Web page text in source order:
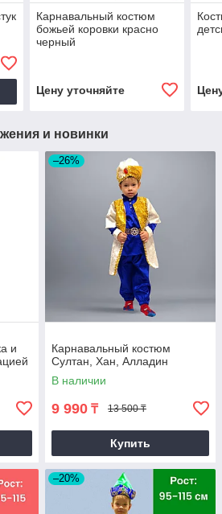
Карнавальный костюм
божьей коровки красно
черный
Цену уточняйте
и новинки
и
–26%
Карнавальный костюм
Султан, Хан, Алладин
В наличии
9 990 ₸ 13 500 ₸
Купить
–20%